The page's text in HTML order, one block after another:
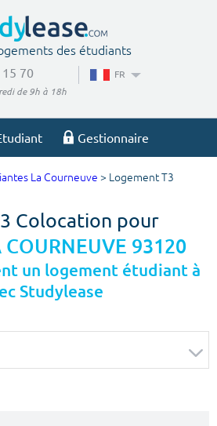
des étudiants
70
de 9h à 18h
FR
Gestionnaire
recherche
€
Budget max
€
Surface max
La Courneuve > Logement T3
Colocation pour
COURNEUVE 93120
un logement étudiant à
Studylease